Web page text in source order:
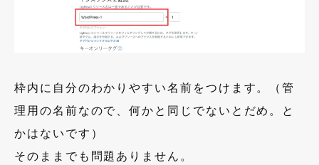
枠内に自分のわかりやすい名前をつけます。（管
理用の名前なので、何かと同じでないとだめ。と
かはないです）
そのままでも問題ありません。